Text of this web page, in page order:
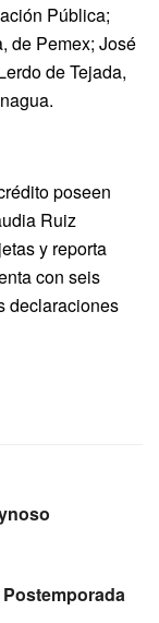
Pública;
de Pemex; José
de Tejada,
poseen
Ruiz
y reporta
con seis
declaraciones